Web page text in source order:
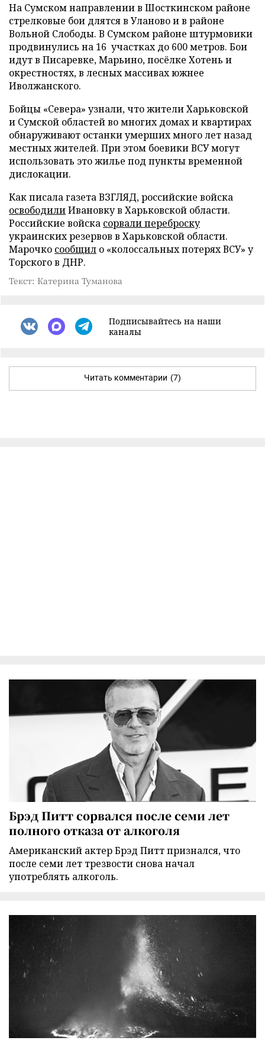
На Сумском направлении в Шосткинском районе
стрелковые бои длятся в Уланово и в районе
Вольной Слободы. В Сумском районе штурмовики
продвинулись на 16 участках до 600 метров. Бои
идут в Писаревке, Марьино, посёлке Хотень и
окрестностях, в лесных массивах южнее
Иволжанского.
Бойцы «Севера» узнали, что жители Харьковской
и Сумской областей во многих домах и квартирах
обнаруживают останки умерших много лет назад
местных жителей. При этом боевики ВСУ могут
использовать это жилье под пункты временной
дислокации.
Как писала газета ВЗГЛЯД, российские войска
освободилиИвановку в Харьковской области.
Российские войска сорвали переброску
украинских резервов в Харьковской области.
Марочко сообщил о «колоссальных потерях ВСУ» у
Торского в ДНР.
Текст: Катерина Туманова
Подписывайтесь на наши
каналы
Читать комментарии (7)
Брэд Питт сорвался после семи лет
полного отказа от алкоголя
Американский актер Брэд Питт признался, что
после семи лет трезвости снова начал
употреблять алкоголь.